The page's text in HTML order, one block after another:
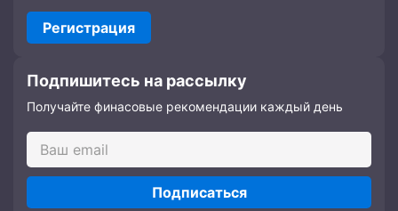
Регистрация
Подпишитесь на рассылку
Получайте финасовые рекомендации каждый день
Подписаться